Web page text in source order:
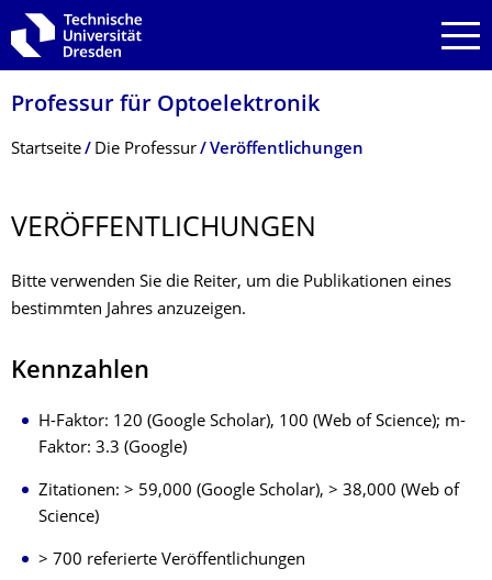
Zur Hauptnavigation springen
Zur Suche springen
Zum Inhalt springen
Professur für Optoelektronik
Breadcrumb-Menü
Startseite Die Professur Veröffentlichungen
VERÖFFENTLI­CHUNGEN
Bitte verwenden Sie die Reiter, um die Publikationen eines
bestimmten Jahres anzuzeigen.
Kennzahlen
H-Faktor: 120 (Google Scholar), 100 (Web of Science); m-
Faktor: 3.3 (Google)
Zitationen: > 59,000 (Google Scholar), > 38,000 (Web of
Science)
> 700 referierte Veröffentlichungen